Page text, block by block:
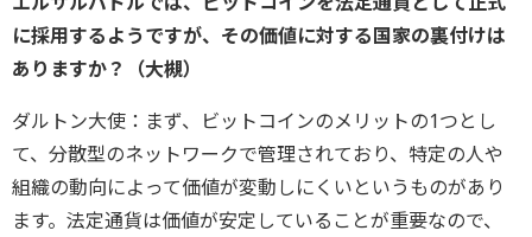
に採用するようですが、その価値に対する国家の裏付けは
ありますか？（大槻）
ダルトン大使：まず、ビットコインのメリットの1つとし
て、分散型のネットワークで管理されており、特定の人や
組織の動向によって価値が変動しにくいというものがあり
ます。法定通貨は価値が安定していることが重要なので、